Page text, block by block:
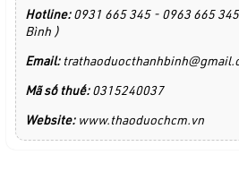
Hotline:0931 665 345 - 0963 665
Bình )
Email:
Mã số thuế: 0315240037
Website:www.thaoduochcm.vn